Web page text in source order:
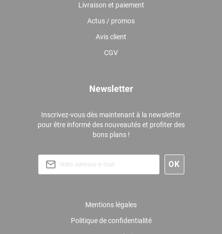
Livraison et paiement
Actus / promos
Avis client
CGV
Newsletter
Inscrivez-vous dès maintenant à la newsletter
pour être informé des nouveautés et profiter des
bons plans !
Mentions légales
Politique de confidentialité